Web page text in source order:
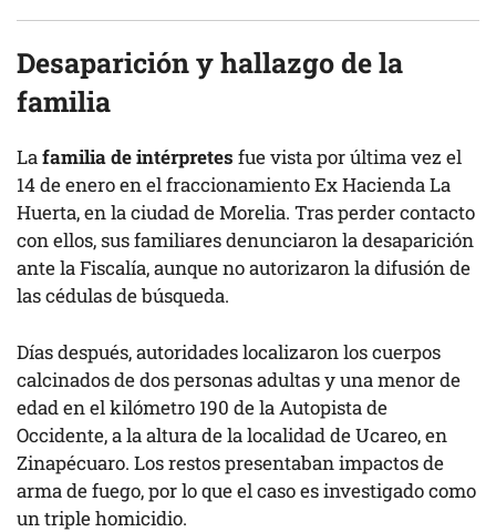
Desaparición y hallazgo de la
familia
Lafamilia de intérpretes fue vista por última vez el
14 de enero en el fraccionamiento Ex Hacienda La
Huerta, en la ciudad de Morelia. Tras perder contacto
con ellos, sus familiares denunciaron la desaparición
ante la Fiscalía, aunque no autorizaron la difusión de
las cédulas de búsqueda.
Días después, autoridades localizaron los cuerpos
calcinados de dos personas adultas y una menor de
edad en el kilómetro 190 de la Autopista de
Occidente, a la altura de la localidad de Ucareo, en
Zinapécuaro. Los restos presentaban impactos de
arma de fuego, por lo que el caso es investigado como
un triple homicidio.